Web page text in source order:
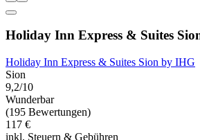
Holiday Inn Express & Suites
Holiday Inn Express & Suites Sion by IHG
Sion
9,2/10
Wunderbar
(195 Bewertungen)
117 €
inkl. Steuern & Gebühren